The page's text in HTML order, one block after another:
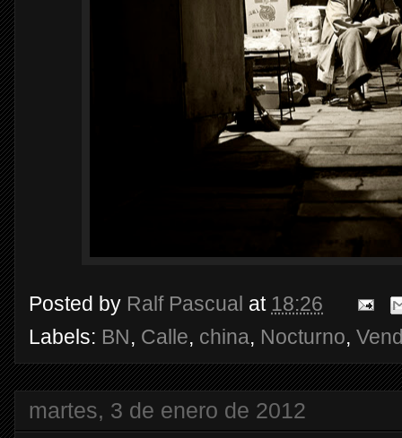
Posted by Ralf Pascual at 18:26
Labels: BN, Calle, china, Nocturno,
martes, 3 de enero de 2012